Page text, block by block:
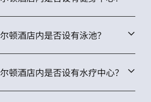
顿酒店内是否设有泳池？
顿酒店内是否设有水疗中心？